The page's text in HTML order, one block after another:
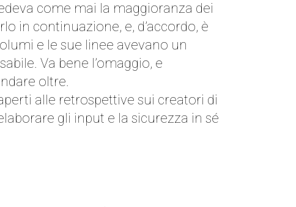
come mai la maggioranza dei
in continuazione, e, d’accordo, è
e le sue linee avevano un
Va bene l’omaggio, e
oltre.
alle retrospettive sui creatori di
gli input e la sicurezza in sé